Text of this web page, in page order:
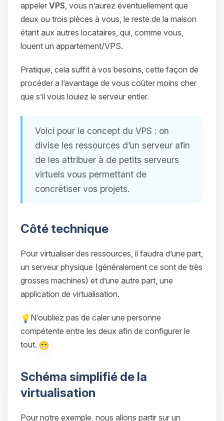
appeler VPS, vous n’aurez éventuellement que
deux ou trois pièces à vous, le reste de la maison
étant aux autres locataires, qui, comme vous,
louent un appartement/VPS.
Pratique, cela suffit à vos besoins, cette façon de
procéder a l’avantage de vous coûter moins cher
que s’il vous louiez le serveur entier.
Voici pour le concept du VPS : on
divise les ressources d’un serveur afin
de les attribuer à de petits serveurs
virtuels vous permettant de
concrétiser vos projets.
Côté technique
Pour virtualiser des ressources, il faudra d’une part,
un serveur physique (généralement ce sont de très
grosses machines) et d’une autre part, une
application de virtualisation.
N’oubliez pas de caler une personne
compétente entre les deux afin de configurer le
tout.
Schéma simplifié de la
virtualisation
Pour notre exemple, nous allons partir sur un
parler ! Moi c’est Choupy, ton petit
assistant BoxToPlay. Dis-moi ce dont
tu as besoin et je vais remuer mes